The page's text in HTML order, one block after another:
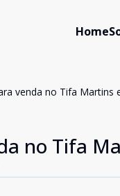
Home
venda no Tifa Martins
no Tifa